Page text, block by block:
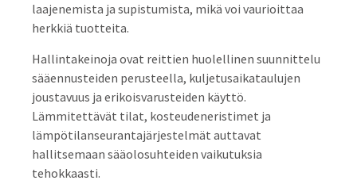
laajenemista ja supistumista, mikä voi vaurioittaa
herkkiä tuotteita.
Hallintakeinoja ovat reittien huolellinen suunnittelu
sääennusteiden perusteella, kuljetusaikataulujen
joustavuus ja erikoisvarusteiden käyttö.
Lämmitettävät tilat, kosteudeneristimet ja
lämpötilanseurantajärjestelmät auttavat
hallitsemaan sääolosuhteiden vaikutuksia
tehokkaasti.